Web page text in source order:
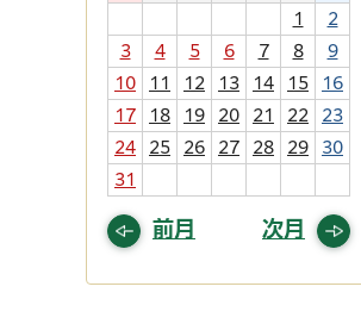
1
2
3
4 5 6 7 8
9
10
11 12 13 14 15
16
17
18 19 20 21 22
23
24
25 26 27 28 29
30
31
前月 次月